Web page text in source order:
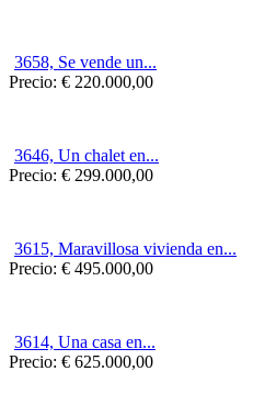
3658, Se vende un...
Precio: € 220.000,00
3646, Un chalet en...
Precio: € 299.000,00
3615, Maravillosa vivienda en...
Precio: € 495.000,00
3614, Una casa en...
Precio: € 625.000,00